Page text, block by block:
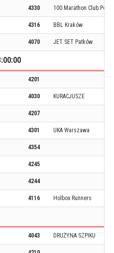
4330 100 Marathon Club
4316 BBL Kraków
4070 JET SET Patków
4201
4030 KURACJUSZE
4207
4301 UKA Warszawa
4354
4245
4244
4116 Holbox Runners
4043 DRUŻYNA SZPIKU